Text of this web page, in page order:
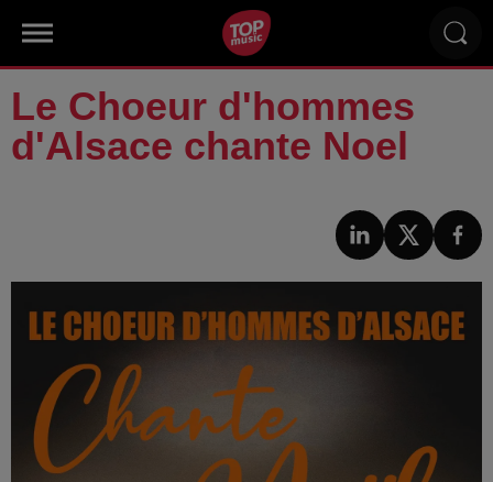
Le Choeur d'hommes
d'Alsace chante Noel